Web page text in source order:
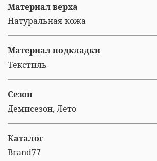
Материал верха
Натуральная кожа
Материал подкладки
Текстиль
Сезон
Демисезон, Лето
Каталог
Brand77